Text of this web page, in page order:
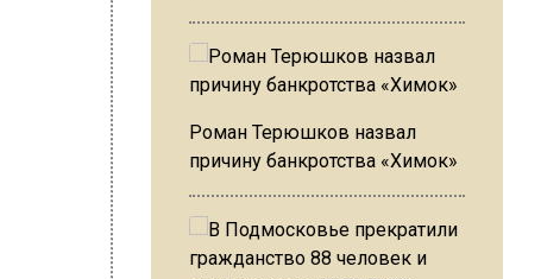
Роман Терюшков назвал
причину банкротства «Химок»